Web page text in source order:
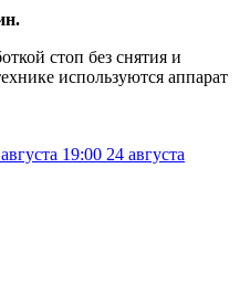
стоп без снятия и
используются аппарат
19:00 24 августа